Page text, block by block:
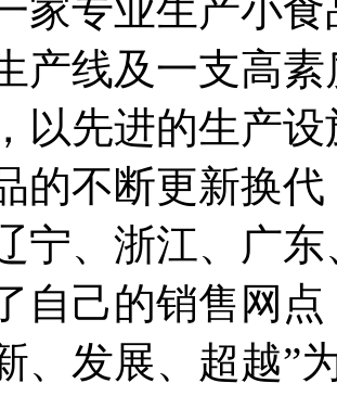
家专业生产小
产线及一支高
以先进的生产
的不断更新换
宁、浙江、广
自己的销售网
、发展、超越”